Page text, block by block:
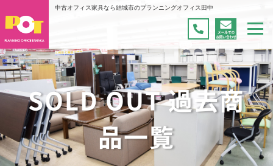
中古オフィス家具なら結城市のプランニングオフィス田中
SOLD OUT 過去商
品一覧